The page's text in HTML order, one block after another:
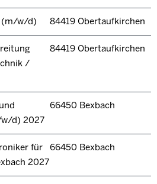
(m/w/d) 84419 Obertaufkirchen
/
84419 Obertaufkirchen
d) 2027
66450 Bexbach
für
2027
66450 Bexbach